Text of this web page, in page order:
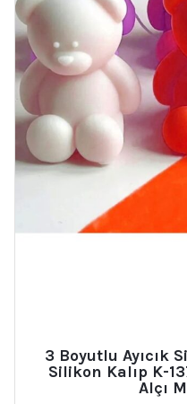
3 Boyutlu Ayıcık
Silikon Kalıp K-
Alçı